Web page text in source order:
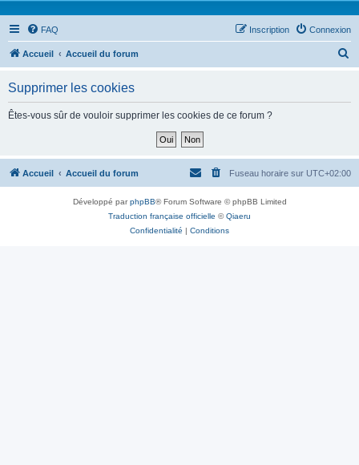
FAQ Connexion
Inscription
Accueil Accueil du forum
h
Supprimer les cookies
Êtes-vous sûr de vouloir supprimer les cookies de ce forum ?
Accueil Accueil du forum Fuseau horaire sur UTC+02:00
Développé parphpBB® Forum Software © phpBB Limited
Traduction française officielle ©Qiaeru
Confidentialité | Conditions